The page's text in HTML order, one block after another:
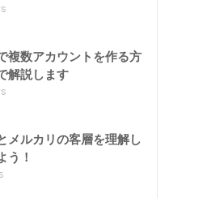
複数アカウントを作る方
解説します
メルカリの客層を理解し
う！